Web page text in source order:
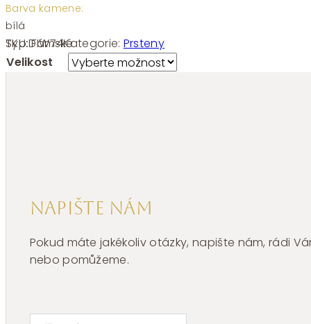
Barva kamene:
bílá
SKU:FIW74Kategorie: Prsteny
Typ:Dámské
Velikost
Napište nám
Pokud máte jakékoliv otázky, napište nám, rádi
nebo pomůžeme.